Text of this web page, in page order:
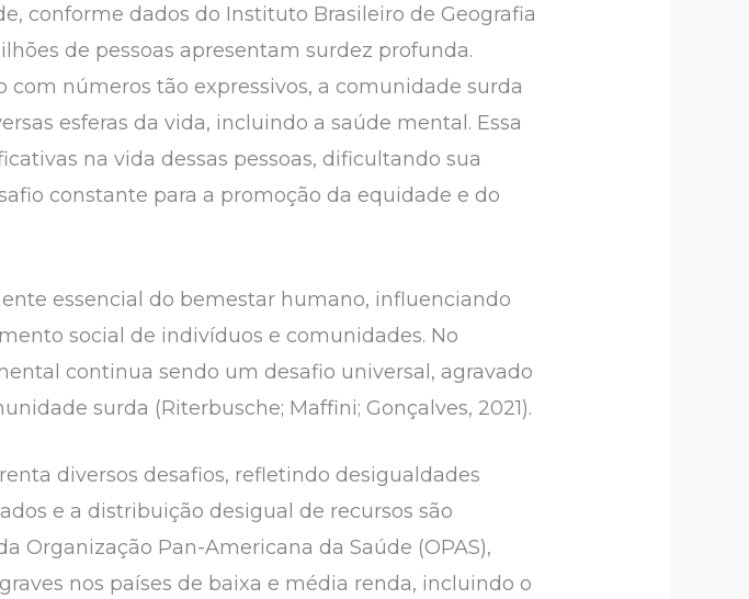
conforme dados do Instituto Brasileiro de Geografia
de pessoas apresentam surdez profunda.
números tão expressivos, a comunidade surda
esferas da vida, incluindo a saúde mental. Essa
na vida dessas pessoas, dificultando sua
constante para a promoção da equidade e do
essencial do bemestar humano, influenciando
social de indivíduos e comunidades. No
continua sendo um desafio universal, agravado
surda (Riterbusche; Maffini; Gonçalves, 2021).
diversos desafios, refletindo desigualdades
e a distribuição desigual de recursos são
Organização Pan-Americana da Saúde (OPAS),
nos países de baixa e média renda, incluindo o